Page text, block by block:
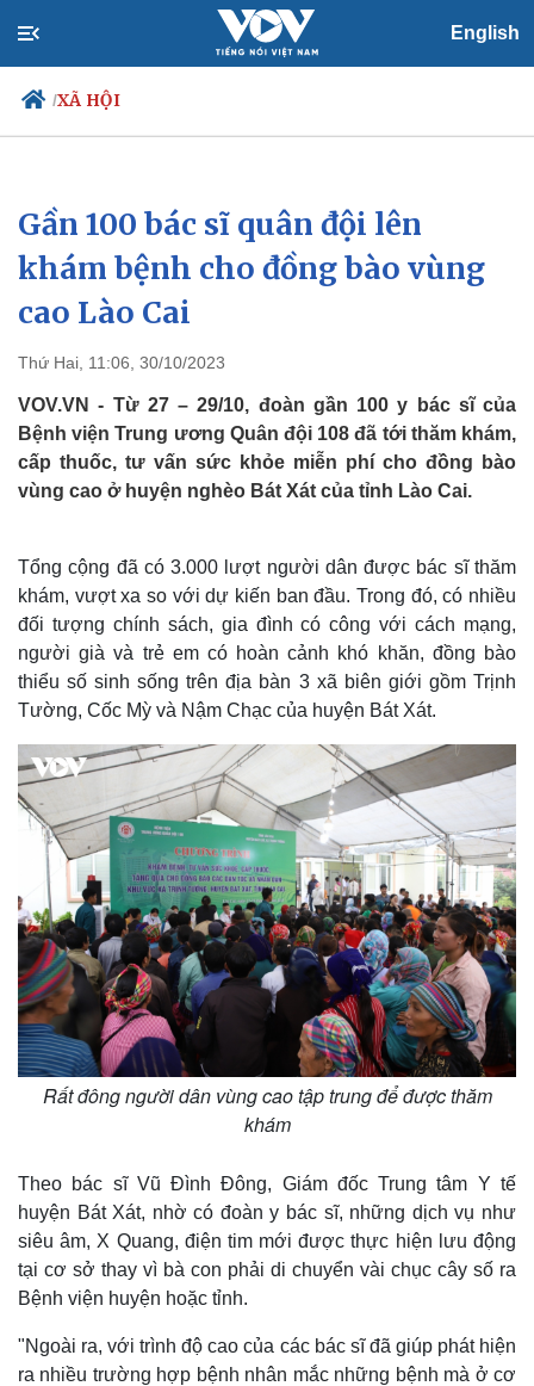
English
/XÃ HỘI
Chính trị
Đảng
Tổ chức nhân sự
Quốc hội
Xã hội
Tin 24h
Dự báo thời tiết
Gần 100 bác sĩ quân đội lên
khám bệnh cho đồng bào vùng
cao Lào Cai
Thứ Hai, 11:06, 30/10/2023
VOV.VN - Từ 27 – 29/10, đoàn gần 100 y bác sĩ của
Bệnh viện Trung ương Quân đội 108 đã tới thăm khám,
cấp thuốc, tư vấn sức khỏe miễn phí cho đồng bào
vùng cao ở huyện nghèo Bát Xát của tỉnh Lào Cai.
Tổng cộng đã có 3.000 lượt người dân được bác sĩ thăm
khám, vượt xa so với dự kiến ban đầu. Trong đó, có nhiều
đối tượng chính sách, gia đình có công với cách mạng,
người già và trẻ em có hoàn cảnh khó khăn, đồng bào
thiểu số sinh sống trên địa bàn 3 xã biên giới gồm Trịnh
Tường, Cốc Mỳ và Nậm Chạc của huyện Bát Xát.
Rất đông người dân vùng cao tập trung để được thăm
khám
Theo bác sĩ Vũ Đình Đông, Giám đốc Trung tâm Y tế
huyện Bát Xát, nhờ có đoàn y bác sĩ, những dịch vụ như
siêu âm, X Quang, điện tim mới được thực hiện lưu động
tại cơ sở thay vì bà con phải di chuyển vài chục cây số ra
Bệnh viện huyện hoặc tỉnh.
"Ngoài ra, với trình độ cao của các bác sĩ đã giúp phát hiện
ra nhiều trường hợp bệnh nhân mắc những bệnh mà ở cơ